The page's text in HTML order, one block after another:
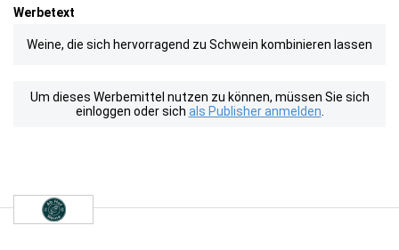
Werbetext
Weine, die sich hervorragend zu Schwein kombinieren lassen
Um dieses Werbemittel nutzen zu können, müssen Sie sich
einloggen oder sich als Publisher anmelden